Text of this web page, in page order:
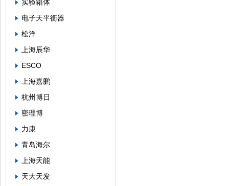
实验箱体
电子天平衡器
松洋
上海辰华
ESCO
上海嘉鹏
杭州博日
密理博
力康
青岛海尔
上海天能
天大天发